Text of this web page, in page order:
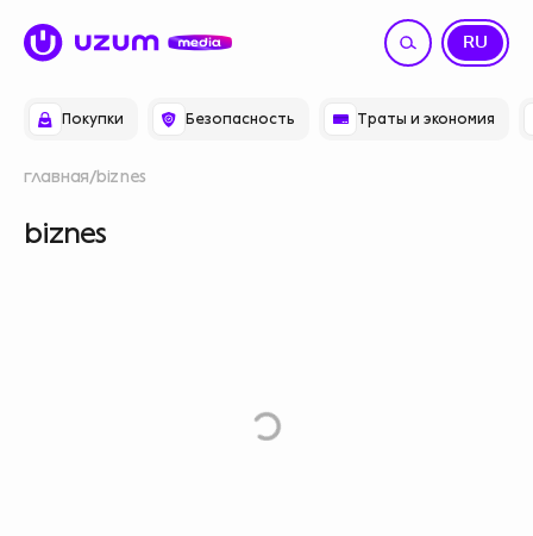
Покупки Безопасность Траты и экономия
RU
UZ
главная biznes
biznes
L
o
a
d M
o
r